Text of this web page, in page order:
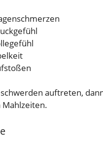
auftreten,
Mahlzeiten.